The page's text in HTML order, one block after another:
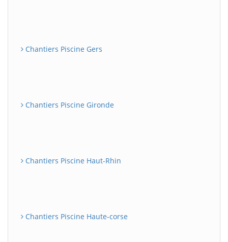
Chantiers Piscine Gers
Chantiers Piscine Gironde
Chantiers Piscine Haut-Rhin
Chantiers Piscine Haute-corse